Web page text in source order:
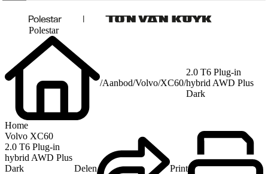
Polestar
Home
/Aanbod/Volvo/XC60/
2.0 T6 Plug-in
hybrid AWD Plus
Dark
Volvo XC60
2.0 T6 Plug-in
hybrid AWD Plus
Dark
Delen Print